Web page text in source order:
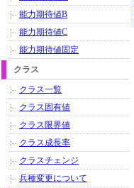
能力期待値B
能力期待値C
能力期待値固定
クラス
クラス一覧
クラス固有値
クラス限界値
クラス成長率
クラスチェンジ
兵種変更について